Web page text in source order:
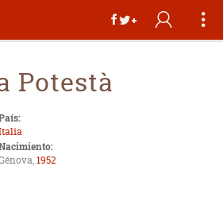
Potestà
1952